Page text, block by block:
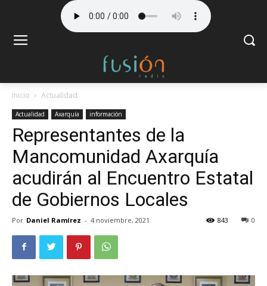
Inicio Actualidad
Actualidad Axarquía información
Representantes de la
Mancomunidad Axarquía
acudirán al Encuentro Estatal
de Gobiernos Locales
Por Daniel Ramírez - 4 noviembre, 2021 0
843